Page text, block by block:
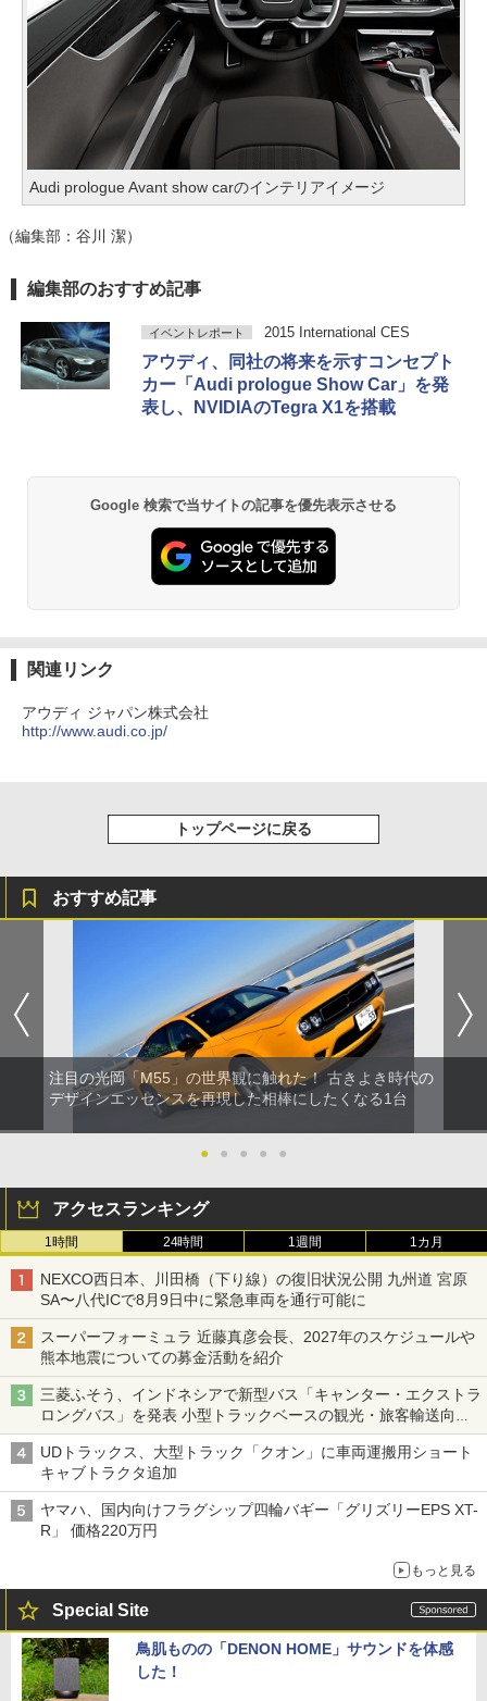
Audi prologue Avant show carのインテリアイメージ
（編集部：谷川 潔）
編集部のおすすめ記事
イベントレポート 2015 International CES
アウディ、同社の将来を示すコンセプト
カー「Audi prologue Show Car」を発
表し、NVIDIAのTegra X1を搭載
Google 検索で当サイトの記事を優先表示させる
関連リンク
アウディ ジャパン株式会社
http://www.audi.co.jp/
トップページに戻る
おすすめ記事
注目の光岡「M55」の世界観に触れた！ 古きよき時代の
デザインエッセンスを再現した相棒にしたくなる1台
● ● ● ● ●
アクセスランキング
1時間 24時間 1週間 1カ月
NEXCO西日本、川田橋（下り線）の復旧状況公開 九州道 宮原
SA〜八代ICで8月9日中に緊急車両を通行可能に
スーパーフォーミュラ 近藤真彦会長、2027年のスケジュールや
熊本地震についての募金活動を紹介
三菱ふそう、インドネシアで新型バス「キャンター・エクストラ
ロングバス」を発表 小型トラックベースの観光・旅客輸送向け
バス
UDトラックス、大型トラック「クオン」に車両運搬用ショート
キャブトラクタ追加
ヤマハ、国内向けフラグシップ四輪バギー「グリズリーEPS XT-
R」 価格220万円
もっと見る
Special Site
鳥肌ものの「DENON HOME」サウンドを体感
した！